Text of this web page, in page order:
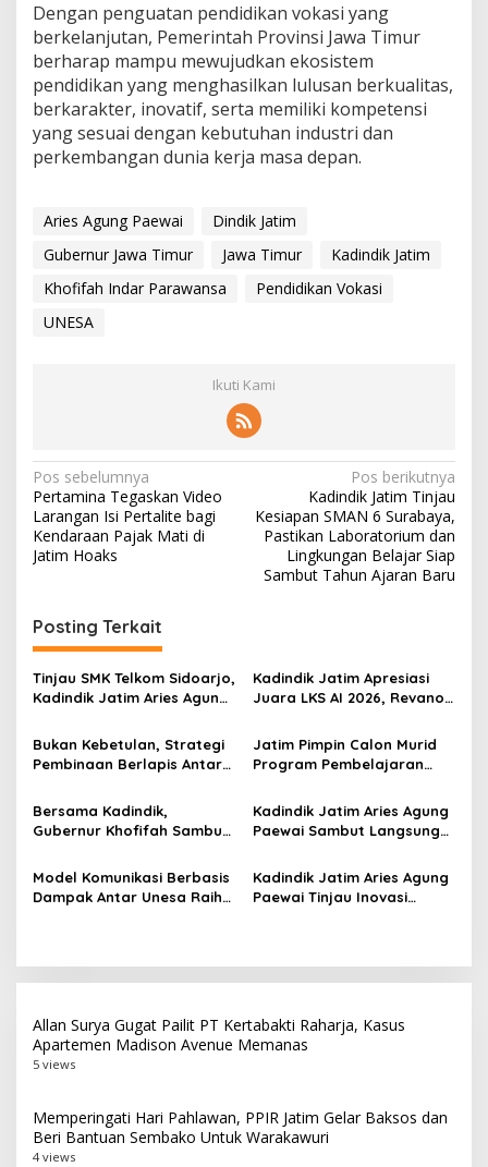
Dengan penguatan pendidikan vokasi yang
berkelanjutan, Pemerintah Provinsi Jawa Timur
berharap mampu mewujudkan ekosistem
pendidikan yang menghasilkan lulusan berkualitas,
berkarakter, inovatif, serta memiliki kompetensi
yang sesuai dengan kebutuhan industri dan
perkembangan dunia kerja masa depan.
Aries Agung Paewai
Dindik Jatim
Gubernur Jawa Timur
Jawa Timur
Kadindik Jatim
Khofifah Indar Parawansa
Pendidikan Vokasi
UNESA
Ikuti Kami
N
a
v
i
a
s
i
o
Pos sebelumnya
Pertamina Tegaskan Video
Larangan Isi Pertalite bagi
Kendaraan Pajak Mati di
Jatim Hoaks
Pos berikutnya
Kadindik Jatim Tinjau
Kesiapan SMAN 6 Surabaya,
Pastikan Laboratorium dan
Lingkungan Belajar Siap
Sambut Tahun Ajaran Baru
Posting Terkait
Tinjau SMK Telkom Sidoarjo,
Kadindik Jatim Aries Agung
Representatif Tingkatkan
Kualitas Pembelajaran
Kadindik Jatim Apresiasi
Juara LKS AI 2026, Revano
dari Gubernur Khofifah
Bukan Kebetulan, Strategi
Pembinaan Berlapis Antar
Juara Umum LKS Nasional
Jatim Pimpin Calon Murid
Program Pembelajaran
ATS Lolos Verifikasi dan
Siap Belajar
Bersama Kadindik,
Gubernur Khofifah Sambut
Umum LKS Dikmen Nasional
2026 di Grahadi
Kadindik Jatim Aries Agung
Paewai Sambut Langsung
Dikmen Nasional 2026 di
Pasar Turi
Model Komunikasi Berbasis
Dampak Antar Unesa Raih
Kadindik Jatim Aries Agung
Paewai Tinjau Inovasi
Allan Surya Gugat Pailit PT Kertabakti Raharja, Kasus
Apartemen Madison Avenue Memanas
5 views
Memperingati Hari Pahlawan, PPIR Jatim Gelar Baksos dan
Beri Bantuan Sembako Untuk Warakawuri
4 views